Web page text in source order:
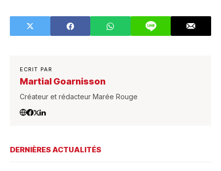
ECRIT PAR
Martial Goarnisson
Créateur et rédacteur Marée Rouge
DERNIÈRES ACTUALITÉS